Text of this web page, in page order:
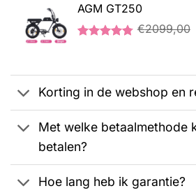
€2099,00.
AGM GT250
klantbeoordelingen
€2099,00
Korting in de webshop en
Met welke betaalmethode
betalen?
Hoe lang heb ik garantie?